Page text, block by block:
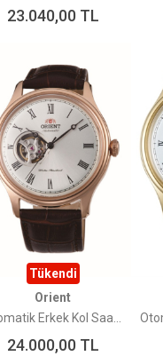
23.040,00TL
Tükendi
Orient
Otomatik Erkek Kol Saati TAG00001S0
24.000,00TL